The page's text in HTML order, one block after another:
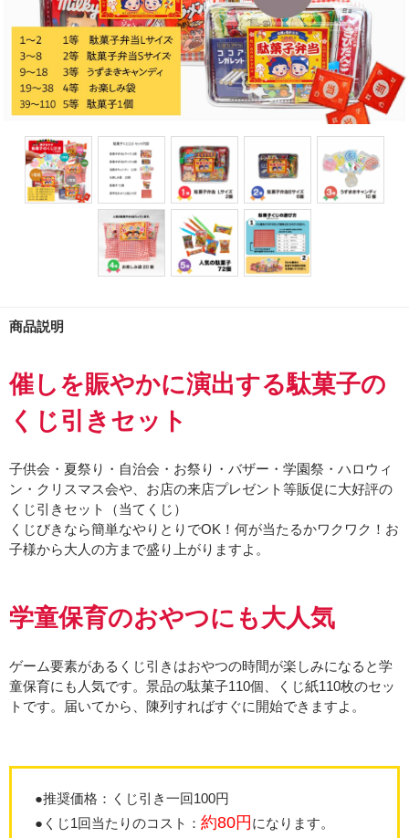
商品説明
催しを賑やかに演出する駄菓子の
くじ引きセット
子供会・夏祭り・自治会・お祭り・バザー・学園祭・ハロウィ
ン・クリスマス会や、お店の来店プレゼント等販促に大好評の
くじ引きセット（当てくじ）
くじびきなら簡単なやりとりでOK！何が当たるかワクワク！お
子様から大人の方まで盛り上がりますよ。
学童保育のおやつにも大人気
ゲーム要素があるくじ引きはおやつの時間が楽しみになると学
童保育にも人気です。景品の駄菓子110個、くじ紙110枚のセッ
トです。届いてから、陳列すればすぐに開始できますよ。
●推奨価格：くじ引き一回100円
●くじ1回当たりのコスト： 約80円 になります。